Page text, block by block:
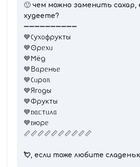
🙂 чем можно заменить сахар,
худеете?
➖➖➖➖➖➖➖➖➖➖
💙𑀝у᥊᧐ɸρуκᴛы
💙𐌏ρᥱ᥊ᥙ
💙𐌑ёд
💙Вᥲρᥱньᥱ
💙𑀝ᥙρ᧐ᥰ
💙Яᴦ᧐ды
💙Фρуκᴛы
💙𐌿ᥲᥴᴛᥙ᧘ᥲ
💙𐌿юρᥱ
📏📏📏📏📏📏📏📏📏📏
💘, если тоже любите